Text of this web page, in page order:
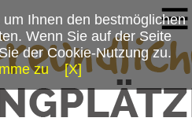
Ihnen den bestmöglichen
Wenn Sie auf der Seite
der Cookie-Nutzung zu.
zu
[X]